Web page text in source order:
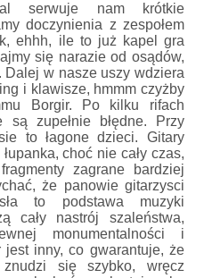
serwuje nam krótkie
doczynienia z zespołem
ehhh, ile to już kapel gra
się narazie od osądów,
Dalej w nasze uszy wdziera
i klawisze, hmmm czyżby
Borgir. Po kilku rifach
są zupełnie błędne. Przy
to łagone dzieci. Gitary
choć nie cały czas,
zagrane bardziej
że panowie gitarzysci
to podstawa muzyki
cały nastrój szaleństwa,
monumentalności i
jest inny, co gwarantuje, że
się szybko, wręcz